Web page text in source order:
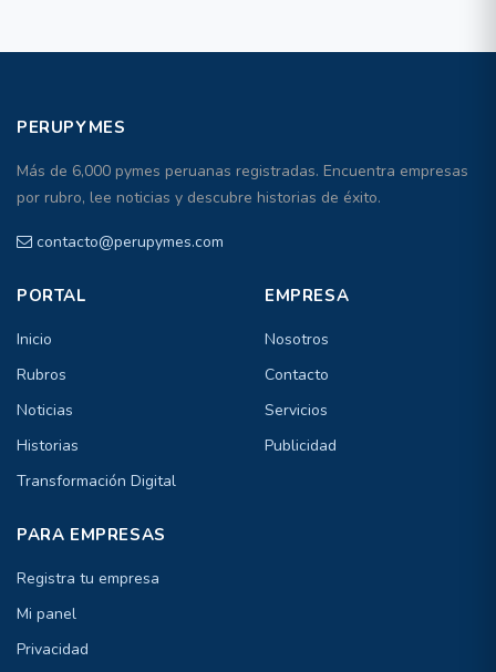
PERUPYMES
Más de 6,000 pymes peruanas registradas. Encuentra empresas
por rubro, lee noticias y descubre historias de éxito.
contacto@perupymes.com
PORTAL
Inicio
Rubros
Noticias
Historias
Transformación Digital
EMPRESA
Nosotros
Contacto
Servicios
Publicidad
PARA EMPRESAS
Registra tu empresa
Mi panel
Privacidad